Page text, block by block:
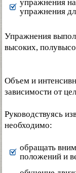
упражнения
упражнения
Упражнения
высоких,
Объем и
зависимости от
Руководствуясь
необходимо:
обращать
положений и